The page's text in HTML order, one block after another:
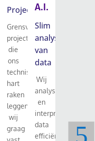
Projectregistraties
Grensverleggende
projecten
die
ons
technisch
hart
raken
leggen
wij
graag
A.I.
Slim
analyseren
van
data
Wij
analyseren
en
interpreteren
data
efficiënt
Civil3D